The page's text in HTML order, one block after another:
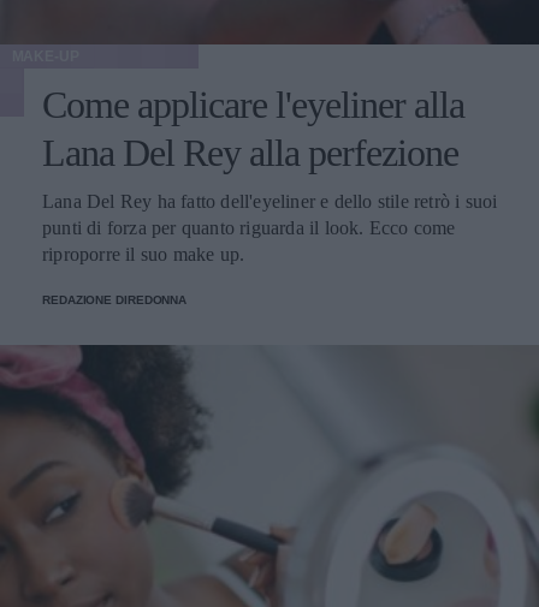
Come applicare l'eyeliner alla
Lana Del Rey alla perfezione
Lana Del Rey ha fatto dell'eyeliner e dello stile retrò i suoi
punti di forza per quanto riguarda il look. Ecco come
riproporre il suo make up.
REDAZIONE DIREDONNA